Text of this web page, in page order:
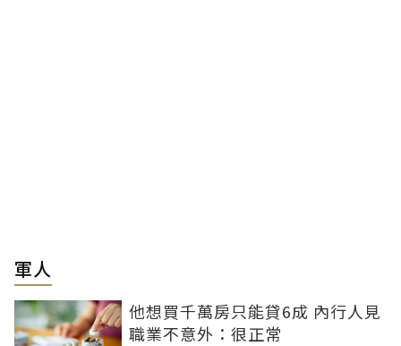
軍人
他想買千萬房只能貸6成 內行人見
職業不意外：很正常